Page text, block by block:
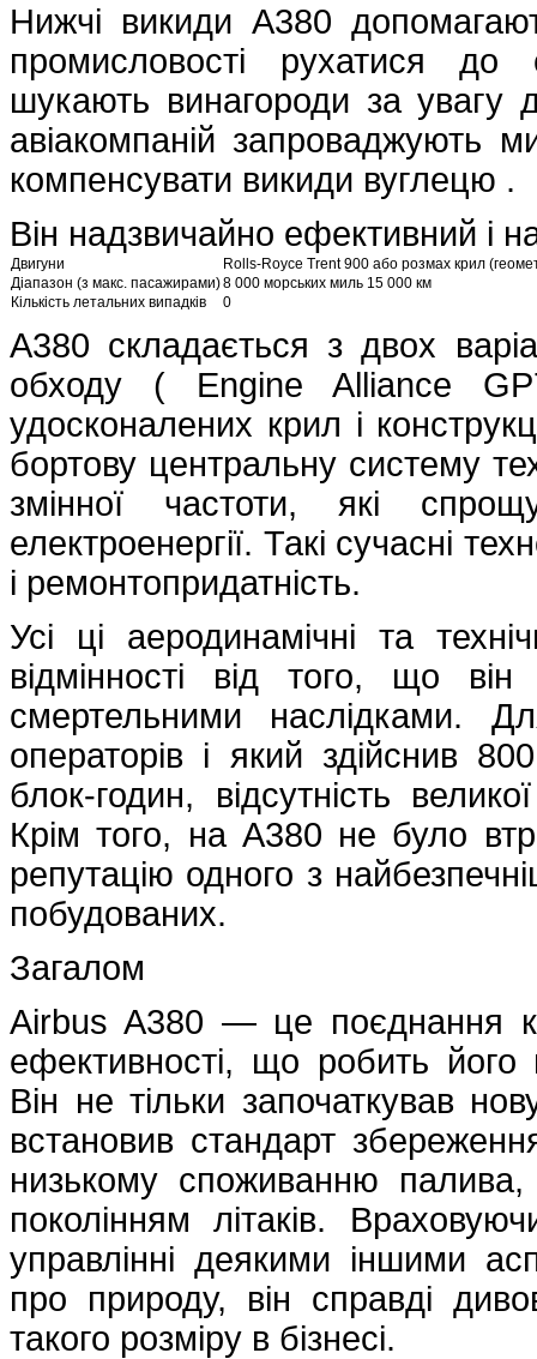
Нижчі викиди A380
промисловості рухатися до
шукають винагороди за увагу
авіакомпаній запроваджують
компенсувати викиди вуглецю .
Він надзвичайно ефективний і
Двигуни
Rolls-Royce Trent 900 або розмах крил
Діапазон (з макс. пасажирами)8 000 морських миль 15 000 км
Кількість летальних випадків
0
A380 складається з двох
обходу ( Engine Alliance
удосконалених крил і
бортову центральну систему
змінної частоти, які
електроенергії. Такі сучасні
і ремонтопридатність.
Усі ці аеродинамічні та
відмінності від того, що
смертельними наслідками.
операторів і який здійснив
блок-годин, відсутність
Крім того, на A380 не було
репутацію одного з
побудованих.
Загалом
Airbus A380 — це поєднання
ефективності, що робить його
Він не тільки започаткував
встановив стандарт
низькому споживанню
поколінням літаків.
управлінні деякими іншими
про природу, він справді
такого розміру в бізнесі.